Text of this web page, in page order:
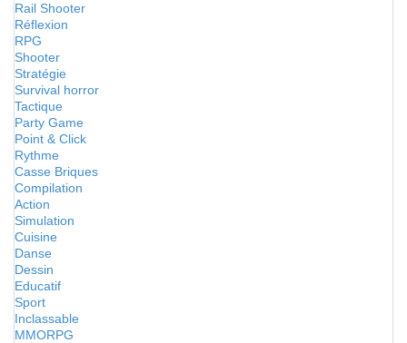
Rail Shooter
Réflexion
RPG
Shooter
Stratégie
Survival horror
Tactique
Party Game
Point & Click
Rythme
Casse Briques
Compilation
Action
Simulation
Cuisine
Danse
Dessin
Educatif
Sport
Inclassable
MMORPG